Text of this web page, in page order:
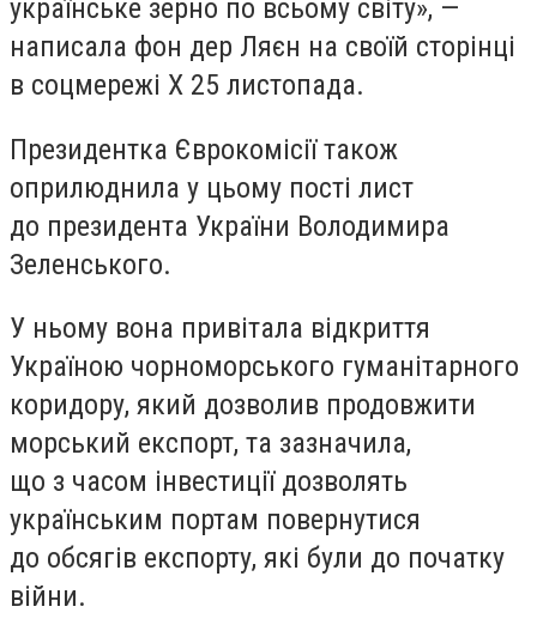
українське зерно по всьому світу», —
написала фон дер Ляєн на своїй сторінці
в соцмережі X 25 листопада.
Президентка Єврокомісії також
оприлюднила у цьому пості лист
до президента України Володимира
Зеленського.
У ньому вона привітала відкриття
Україною чорноморського гуманітарного
коридору, який дозволив продовжити
морський експорт, та зазначила,
що з часом інвестиції дозволять
українським портам повернутися
до обсягів експорту, які були до початку
війни.